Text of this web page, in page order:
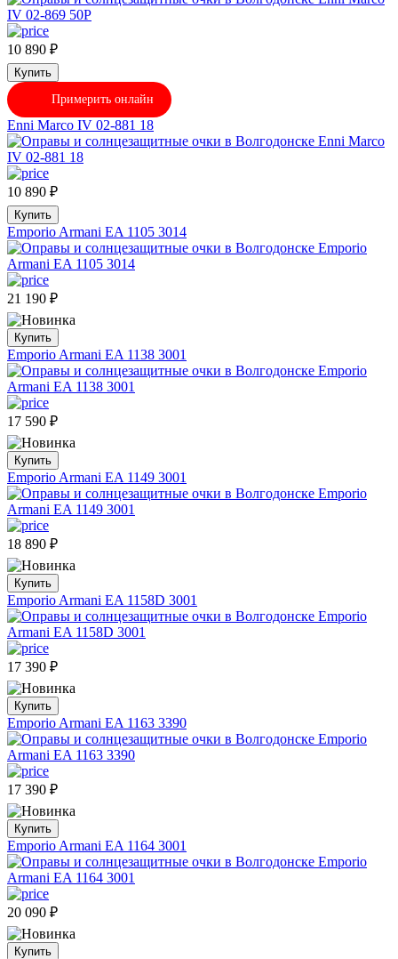
10 890 ₽
Купить
Примерить онлайн
Enni Marco IV 02-881 18
10 890 ₽
Купить
Emporio Armani EA 1105 3014
21 190 ₽
Купить
Emporio Armani EA 1138 3001
17 590 ₽
Купить
Emporio Armani EA 1149 3001
18 890 ₽
Купить
Emporio Armani EA 1158D 3001
17 390 ₽
Купить
Emporio Armani EA 1163 3390
17 390 ₽
Купить
Emporio Armani EA 1164 3001
20 090 ₽
Купить